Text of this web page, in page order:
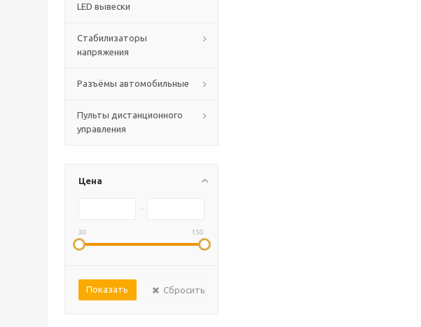
LED вывески
Стабилизаторы
напряжения
Разъёмы автомобильные
Пульты дистанционного
управления
Цена
30 150
Сбросить